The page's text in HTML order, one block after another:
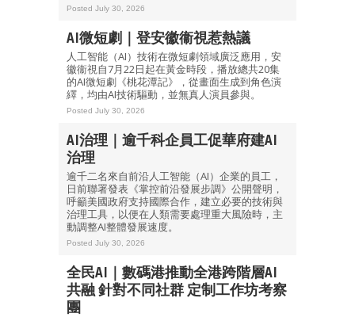
Posted July 30, 2026
AI微短劇｜登安徽衞視惹熱議
人工智能（AI）技術在微短劇領域廣泛應用，安
徽衞視自7月22日起在黃金時段，播放總共20集
的AI微短劇《桃花潭記》，從畫面生成到角色演
繹，均由AI技術驅動，並無真人演員參與。
Posted July 30, 2026
AI治理｜逾千科企員工促華府建AI
治理
逾千二名來自前沿人工智能（AI）企業的員工，
日前聯署發表《掌控前沿發展步調》公開聲明，
呼籲美國政府支持國際合作，建立必要的技術與
治理工具，以便在人類需要處理重大風險時，主
動調整AI整體發展速度。
Posted July 30, 2026
全民AI｜數碼港推動全港跨階層AI
共融 針對不同社群 定制工作坊考察
團